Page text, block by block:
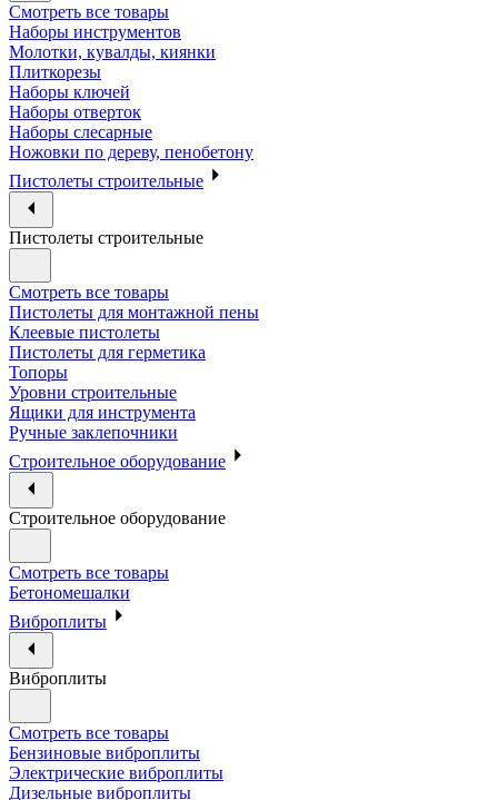
Смотреть все товары
Наборы инструментов
Молотки, кувалды, киянки
Плиткорезы
Наборы ключей
Наборы отверток
Наборы слесарные
Ножовки по дереву, пенобетону
Пистолеты строительные
Пистолеты строительные
Смотреть все товары
Пистолеты для монтажной пены
Клеевые пистолеты
Пистолеты для герметика
Топоры
Уровни строительные
Ящики для инструмента
Ручные заклепочники
Строительное оборудование
Строительное оборудование
Смотреть все товары
Бетономешалки
Виброплиты
Виброплиты
Смотреть все товары
Бензиновые виброплиты
Электрические виброплиты
Дизельные виброплиты